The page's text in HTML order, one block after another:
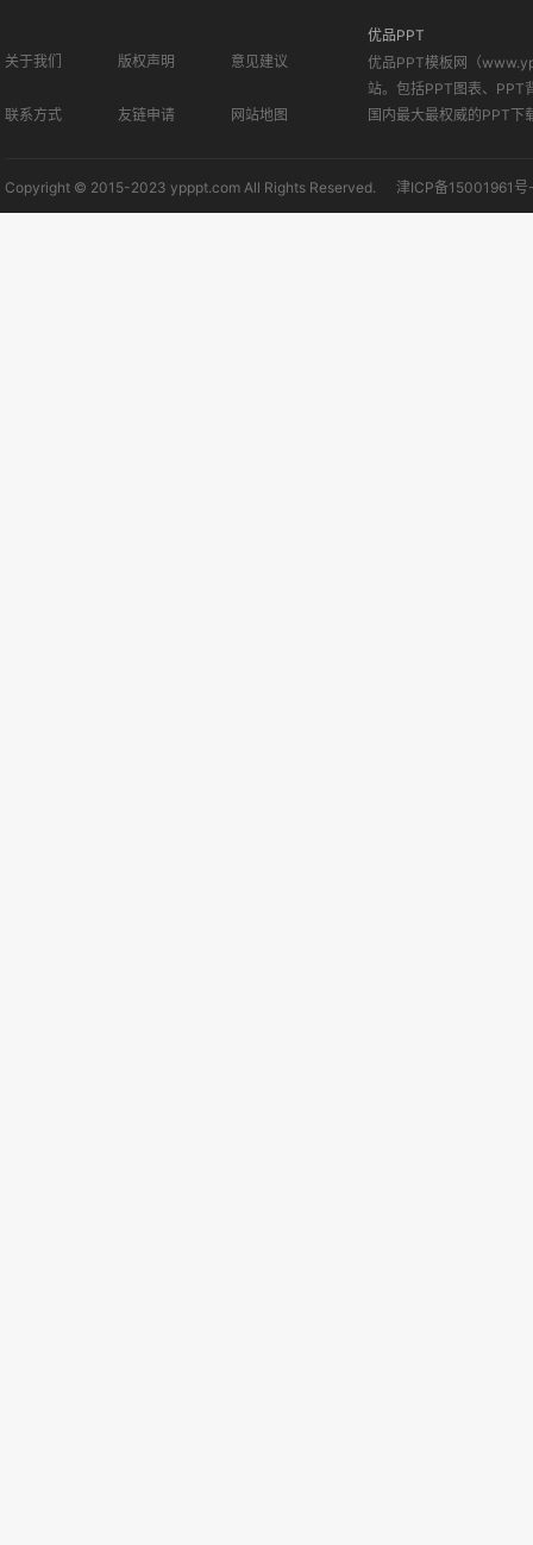
关于我们 版权声明 意见建议
联系方式 友链申请 网站地图
优品PPT
优品PPT模板网（
站。包括PPT图表、PPT
国内最大最权威的PPT下
Copyright © 2015-2023 ypppt.com All Rights Reserved. 津ICP备15001961号